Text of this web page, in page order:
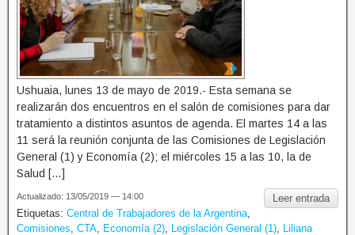
Ushuaia, lunes 13 de mayo de 2019.- Esta semana se
realizarán dos encuentros en el salón de comisiones para dar
tratamiento a distintos asuntos de agenda. El martes 14 a las
11 será la reunión conjunta de las Comisiones de Legislación
General (1) y Economía (2); el miércoles 15 a las 10, la de
Salud […]
Leer entrada
Actualizado: 13/05/2019 — 14:00
Etiquetas: Central de Trabajadores de la Argentina
Comisiones CTA Economía (2) Legislación General (1)
Liliana